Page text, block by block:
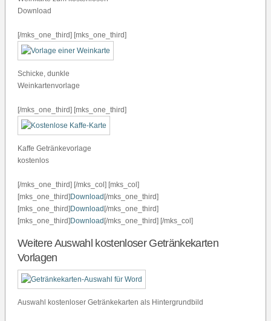
Download
[/mks_one_third] [mks_one_third]
Schicke, dunkle
Weinkartenvorlage
[/mks_one_third] [mks_one_third]
Kaffe Getränkevorlage
kostenlos
[/mks_one_third] [/mks_col] [mks_col]
[mks_one_third] Download [/mks_one_third]
[mks_one_third] Download [/mks_one_third]
[mks_one_third] Download [/mks_one_third] [/mks_col]
Weitere Auswahl kostenloser Getränkekarten
Vorlagen
Auswahl kostenloser Getränkekarten als Hintergrundbild